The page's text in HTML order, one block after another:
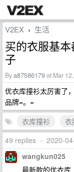
V2EX › 生活
买的衣服基
子
Bya87586179at Mar
优衣库撞衫太厉害了
品牌=。=
衣库撞衫
衣
49 replies • 2020-
wangkun025
最新款的优衣库